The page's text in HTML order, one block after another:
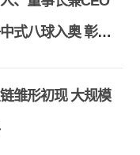
式八球入奥 彰显
雏形初现 大规模